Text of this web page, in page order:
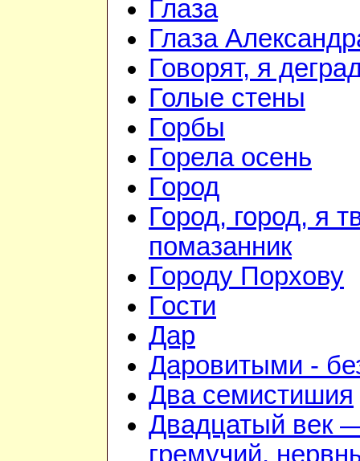
Глаза
Глаза
Говорят, я
Голые стены
Горбы
Горела осень
Город
Город, город, я
помазанник
Городу Порхову
Гости
Дар
Даровитыми -
Два семистишия
Двадцатый век
гремучий,